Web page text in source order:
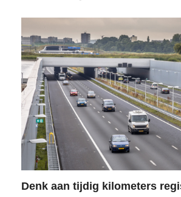
Denk aan tijdig kilometers